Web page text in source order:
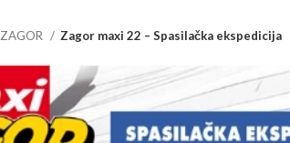
ZAGOR Zagor maxi 22 – Spasilačka ekspedicija